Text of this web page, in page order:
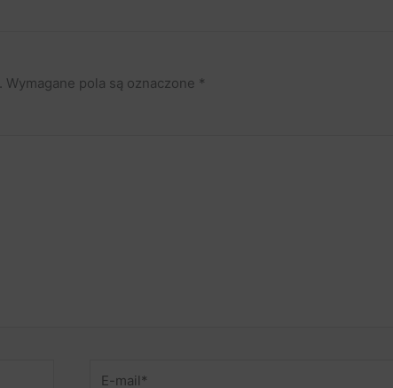
Wymagane pola są oznaczone *